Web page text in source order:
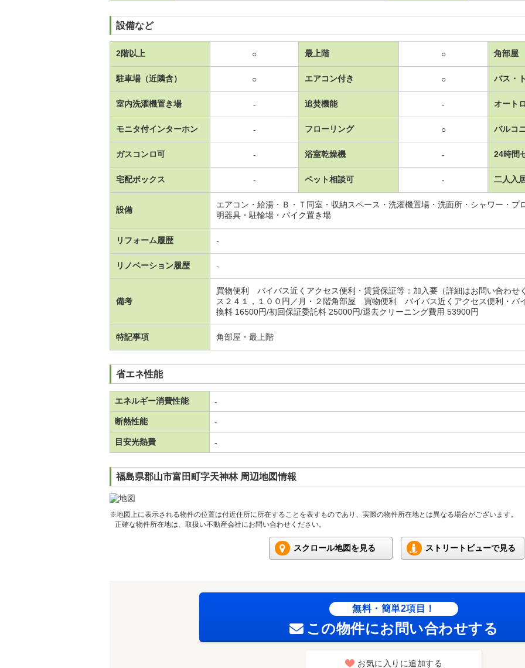
設備など
2階以上 ○ 最上階 ○ 角部屋
駐車場（近隣含） ○ エアコン付き ○ バス・
室内洗濯機置き場 - 追焚機能 - オート
モニタ付インターホン - フローリング ○ バルコ
ガスコンロ可 - 浴室乾燥機 - 24時間
宅配ボックス - ペット相談可 - 二人入
設備
エアコン・給湯・Ｂ・Ｔ同室・収納スペース・洗濯機置場・洗面所・シャワー・プ
明器具・駐輪場・バイク置き場
リフォーム履歴 -
リノベーション履歴 -
備考
買物便利 バイバス近くアクセス便利・賃貸保証等：加入要（詳細はお問い合わせ
ス２４１，１００円／月・２階角部屋 買物便利 バイバス近くアクセス便利・バ
換料 16500円/初回保証委託料 25000円/退去クリーニング費用 53900円
特記事項 角部屋・最上階
省エネ性能
エネルギー消費性能 -
断熱性能 -
目安光熱費 -
福島県郡山市富田町字天神林 周辺地図情報
※地図上に表示される物件の位置は付近住所に所在することを表すものであり、実際の物件所在地とは異なる場合がございます。
正確な物件所在地は、取扱い不動産会社にお問い合わせください。
スクロール地図を見る ストリートビューで見る
無料・簡単2項目！
この物件にお問い合わせする
お気に入りに追加する